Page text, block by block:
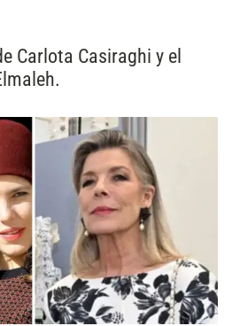
Carlota Casiraghi y el